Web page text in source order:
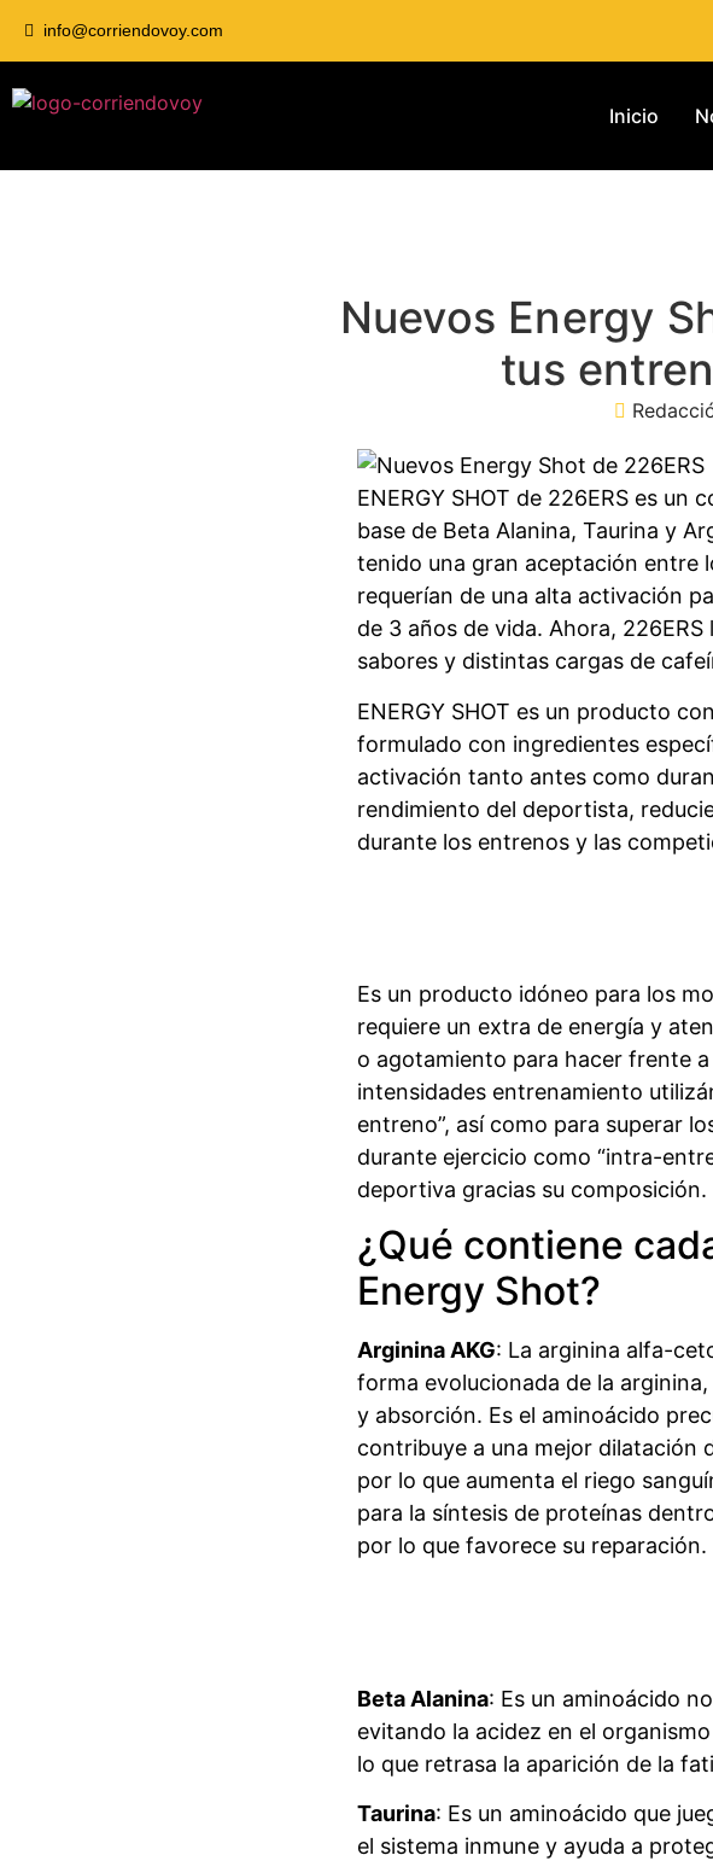
info@corriendovoy.com
Inicio
Nuevos Energy
tus
ENERGY SHOT de 226ERS es un
base de Beta Alanina, Taurina y
tenido una gran aceptación entre
requerían de una alta activación
de 3 años de vida. Ahora,
sabores y distintas cargas de
ENERGY SHOT es un producto
formulado con ingredientes
activación tanto antes como
rendimiento del deportista,
durante los entrenos y las
Es un producto idóneo para los
requiere un extra de energía y
o agotamiento para hacer frente
intensidades entrenamiento
entreno”, así como para superar
durante ejercicio como “intra-
deportiva gracias su composición.
¿Qué contiene
Energy Shot?
Arginina AKG: La arginina alfa-
forma evolucionada de la
y absorción. Es el aminoácido
contribuye a una mejor dilatación
por lo que aumenta el riego
para la síntesis de proteínas
por lo que favorece su reparación.
Beta Alanina: Es un aminoácido
evitando la acidez en el
lo que retrasa la aparición de la
Taurina: Es un aminoácido que
el sistema inmune y ayuda a